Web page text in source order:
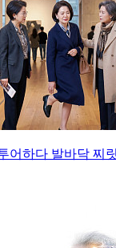
어하다 발바닥 찌